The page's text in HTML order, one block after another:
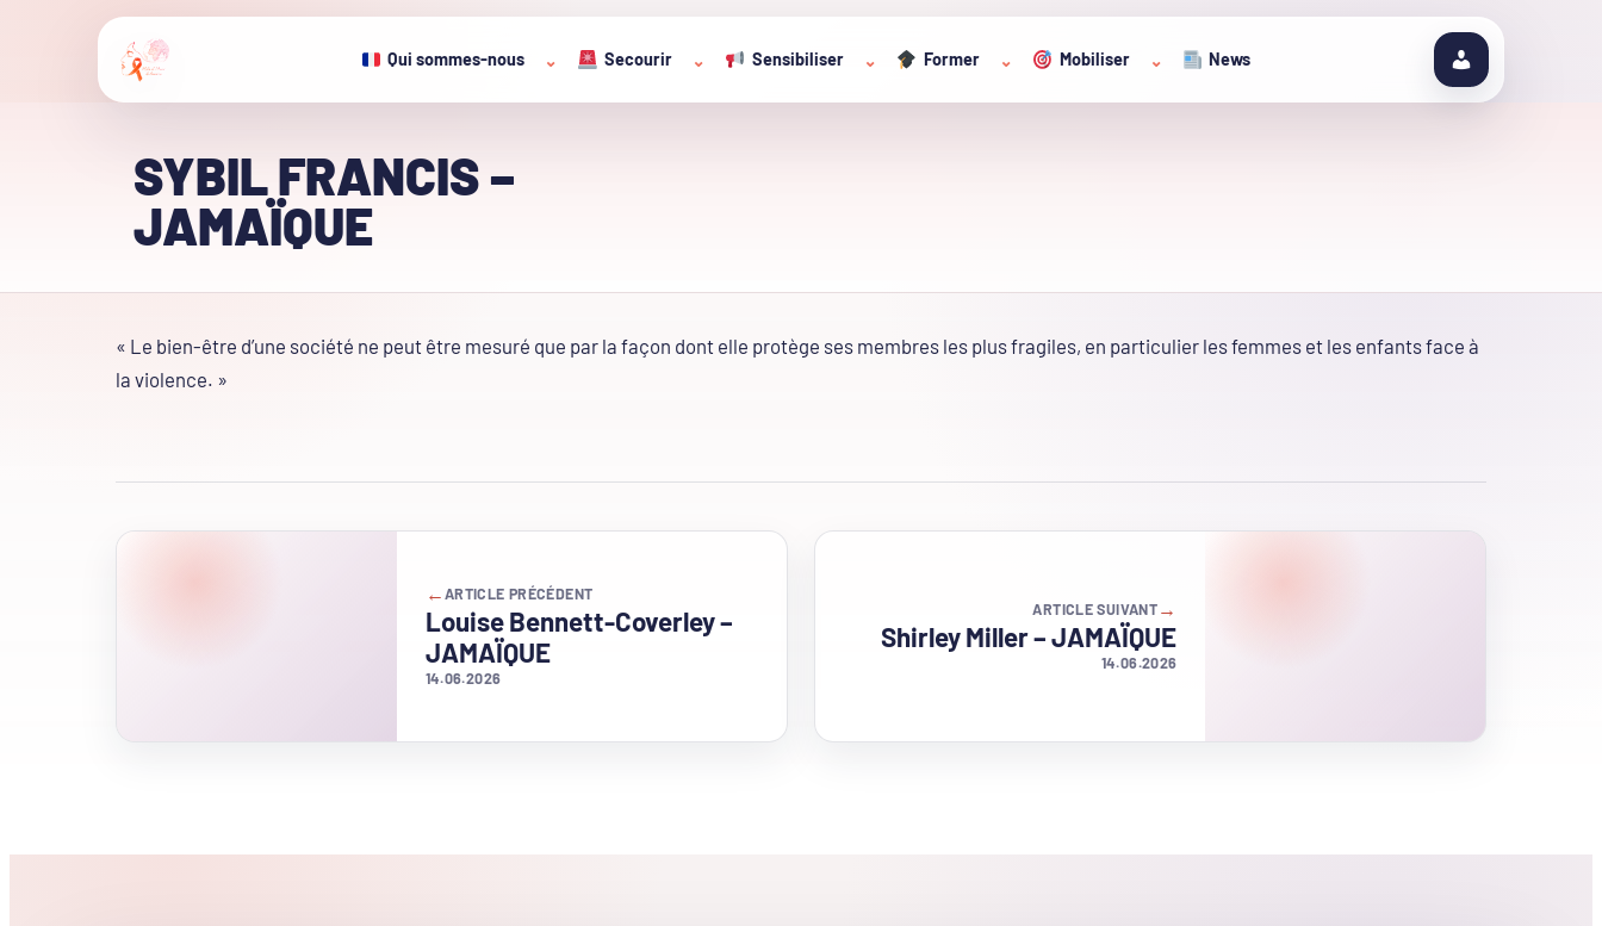
Qui sommes-nous ⌄ Secourir ⌄ Sensibiliser ⌄ Former ⌄ Mobiliser ⌄ News
SYBIL FRANCIS –
JAMAÏQUE
« Le bien-être d’une société ne peut être mesuré que par la façon dont elle protège ses membres les plus fragiles, en particulier les femmes et les enfants face à
la violence. »
← ARTICLE PRÉCÉDENT
Louise Bennett-Coverley –
JAMAÏQUE
14.06.2026
→
ARTICLE SUIVANT
Shirley Miller – JAMAÏQUE
14.06.2026